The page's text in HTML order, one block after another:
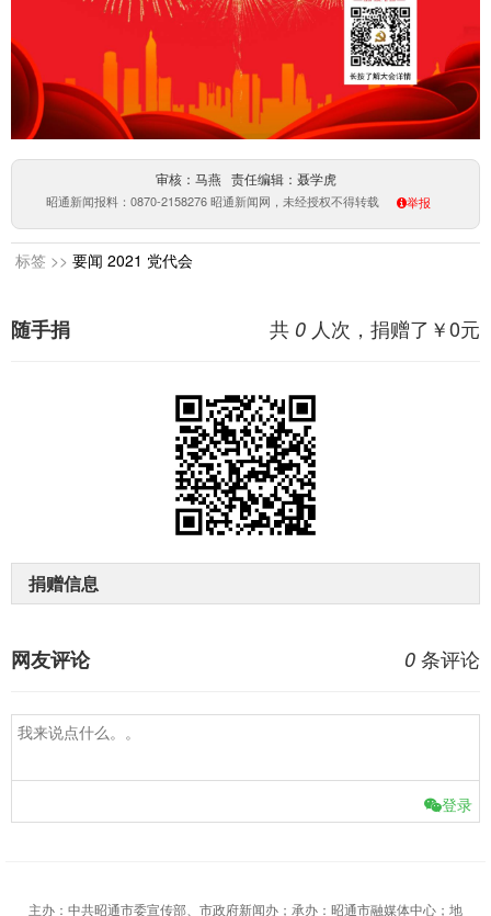
审核：马燕 责任编辑：聂学虎
昭通新闻报料：0870-2158276 昭通新闻网，未经授权不得转载 举报
标签 >> 要闻 2021 党代会
共 0 人次，捐赠了￥0元
随手捐
捐赠信息
0 条评论
网友评论
登录
主办：中共昭通市委宣传部、市政府新闻办；承办：昭通市融媒体中心；地